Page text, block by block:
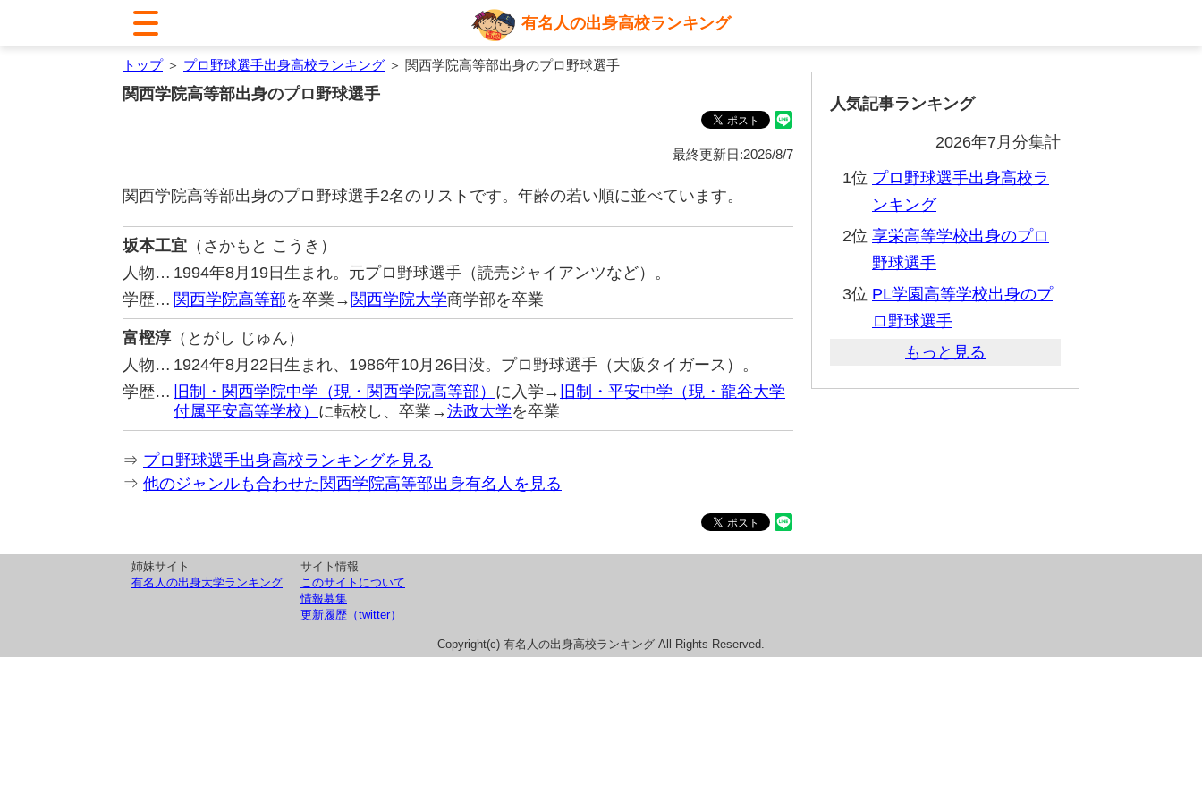
有名人の出身高校ランキング
トップ＞ プロ野球選手出身高校ランキング ＞ 関西学院高等部出身のプロ野球選手
関西学院高等部出身のプロ野球選手
最終更新日:2026/8/7
関西学院高等部出身のプロ野球選手2名のリストです。年齢の若い順に並べています。
坂本工宜 （さかもと こうき）
人物… 1994年8月19日生まれ。元プロ野球選手（読売ジャイアンツなど）。
学歴… 関西学院高等部を卒業→ 関西学院大学商学部を卒業
富樫淳（とがし じゅん）
人物… 1924年8月22日生まれ、1986年10月26日没。プロ野球選手（大阪タイガース）。
学歴…
旧制・関西学院中学（現・関西学院高等部） に入学→ 旧制・平安中学（現・龍谷大学
付属平安高等学校） に転校し、卒業→法政大学を卒業
⇒ プロ野球選手出身高校ランキングを見る
⇒ 他のジャンルも合わせた関西学院高等部出身有名人を見る
人気記事ランキング
2026年7月分集計
1位 プロ野球選手出身高校ラ
ンキング
2位 享栄高等学校出身のプロ
野球選手
3位 PL学園高等学校出身のプ
ロ野球選手
もっと見る
姉妹サイト
有名人の出身大学ランキング
サイト情報
このサイトについて
情報募集
更新履歴（twitter）
Copyright(c) 有名人の出身高校ランキング All Rights Reserved.